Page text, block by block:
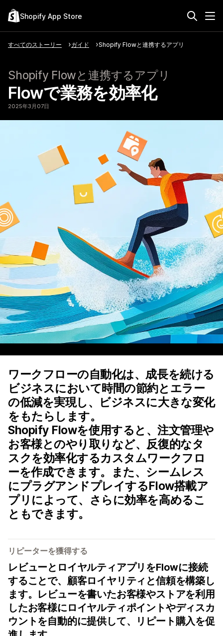
Shopify App Store
すべてのストーリー ガイド Shopify Flowと連携するアプリ
Shopify Flowと連携するアプリ
Flowで業務を効率化
2025年3月07日
ワークフローの自動化は、成長を続ける
ビジネスにおいて時間の節約とエラー
の低減を実現し、ビジネスに大きな変化
をもたらします。
Shopify Flowを使用すると、注文管理や
お客様とのやり取りなど、反復的なタ
スクを効率化するカスタムワークフロ
ーを作成できます。また、シームレス
にプラグアンドプレイするFlow搭載ア
プリによって、さらに効率を高めるこ
ともできます。
リピーターを獲得する
レビューとロイヤルティアプリをFlowに接続
することで、顧客ロイヤリティと信頼を構築し
ます。レビューを書いたお客様やストアを利用
したお客様にロイヤルティポイントやディスカ
ウントを自動的に提供して、リピート購入を促